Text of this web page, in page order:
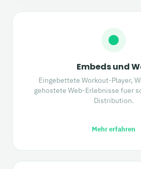
Embeds und
Eingebettete Workout-Player,
gehostete Web-Erlebnisse fuer
Distribution.
Mehr erfahren